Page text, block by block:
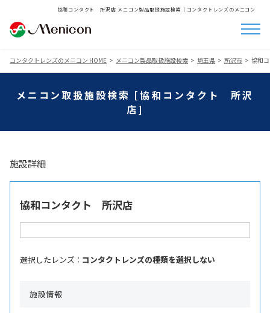
協和コンタクト 所沢店 メニコン製品取扱施設検索│コンタクトレンズのメニコン
コンタクトレンズのメニコン HOME メニコン製品取扱施設検索 埼玉県 所沢市 協和
メニコン取扱施設検索 [協和コンタクト 所沢
店]
施設詳細
協和コンタクト 所沢店
選択したレンズ ： コンタクトレンズの種類を選択しない
施設情報